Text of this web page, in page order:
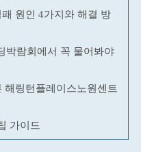
원인 4가지와 해결 방
박람회에서 꼭 물어봐야
해링턴플레이스노원센트
가이드